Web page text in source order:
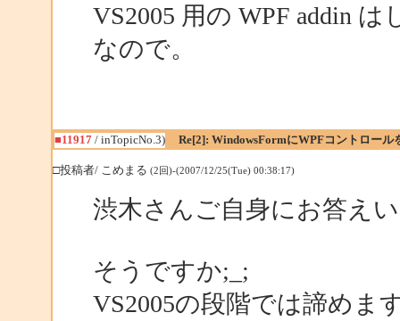
VS2005 用の WPF addin
なので。
■11917/ inTopicNo.3) Re[2]: WindowsFormにWPFコントロール
□投稿者/ こめまる (2回)-(2007/12/25(Tue) 00:38:17)
渋木さんご自身にお答え
そうですか;_;
VS2005の段階では諦めま